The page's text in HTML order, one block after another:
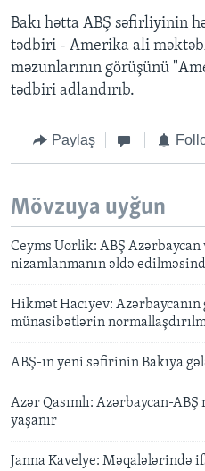
Bakı hətta ABŞ səfirliyinin
tədbiri - Amerika ali
məzunlarının görüşünü
tədbiri adlandırıb.
Paylaş
Mövzuya uyğun
Ceyms Uorlik: ABŞ
nizamlanmanın əldə
Hikmət Hacıyev:
münasibətlərin
ABŞ-ın yeni səfirinin Bakıya
Azər Qasımlı: Azərbaycan-
yaşanır
Janna Kavelye: